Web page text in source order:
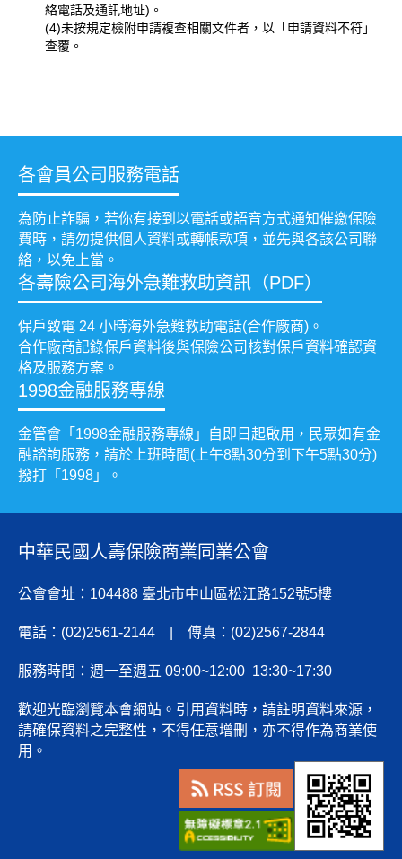
絡電話及通訊地址)。
(4)未按規定檢附申請複查相關文件者，以「申請資料不符」
查覆。
各會員公司服務電話
為防止詐騙，若你有接到以電話或語音方式通知催繳保險
費時，請勿提供個人資料或轉帳款項，並先與各該公司聯
絡，以免上當。
各壽險公司海外急難救助資訊（PDF）
保戶致電 24 小時海外急難救助電話(合作廠商)。
合作廠商記錄保戶資料後與保險公司核對保戶資料確認資
格及服務方案。
1998金融服務專線
金管會「1998金融服務專線」自即日起啟用，民眾如有金
融諮詢服務，請於上班時間(上午8點30分到下午5點30分)
撥打「1998」。
中華民國人壽保險商業同業公會
公會會址：104488 臺北市中山區松江路152號5樓
電話：(02)2561-2144 | 傳真：(02)2567-2844
服務時間：週一至週五 09:00~12:00 13:30~17:30
歡迎光臨瀏覽本會網站。引用資料時，請註明資料來源，
請確保資料之完整性，不得任意增刪，亦不得作為商業使
用。